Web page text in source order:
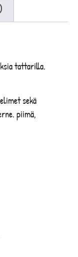
tattarilla.
sekä
piimä,